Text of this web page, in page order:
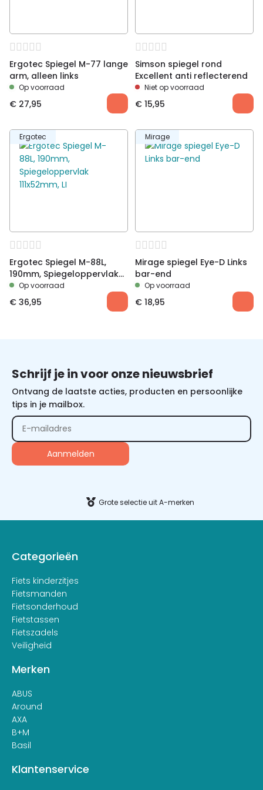
Ergotec Spiegel M-77 lange
arm, alleen links
Op voorraad
€ 27,95
Simson spiegel rond
Excellent anti reflecterend
Niet op voorraad
€ 15,95
Ergotec
Ergotec Spiegel M-88L,
190mm, Spiegeloppervlak
111x52mm, LI
Op voorraad
€ 36,95
Mirage
Mirage spiegel Eye-D Links
bar-end
Op voorraad
€ 18,95
Schrijf je in voor onze nieuwsbrief
Ontvang de laatste acties, producten en persoonlijke
tips in je mailbox.
Grote selectie uit A-merken
Categorieën
Fiets kinderzitjes
Fietsmanden
Fietsonderhoud
Fietstassen
Fietszadels
Veiligheid
Merken
ABUS
Around
AXA
B+M
Basil
Klantenservice